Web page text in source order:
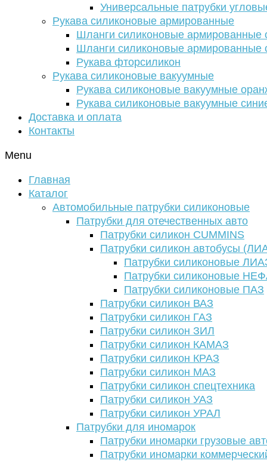
Универсальные патрубки
Рукава силиконовые армированные
Шланги силиконовые армированные
Шланги силиконовые армированные
Рукава фторсиликон
Рукава силиконовые вакуумные
Рукава силиконовые вакуумные
Рукава силиконовые вакуумные
Доставка и оплата
Контакты
Menu
Главная
Каталог
Автомобильные патрубки силиконовые
Патрубки для отечественных авто
Патрубки силикон CUMMINS
Патрубки силикон автобусы
Патрубки силиконовые
Патрубки силиконовые
Патрубки силиконовые ПАЗ
Патрубки силикон ВАЗ
Патрубки силикон ГАЗ
Патрубки силикон ЗИЛ
Патрубки силикон КАМАЗ
Патрубки силикон КРАЗ
Патрубки силикон МАЗ
Патрубки силикон спецтехника
Патрубки силикон УАЗ
Патрубки силикон УРАЛ
Патрубки для иномарок
Патрубки иномарки грузовые
Патрубки иномарки